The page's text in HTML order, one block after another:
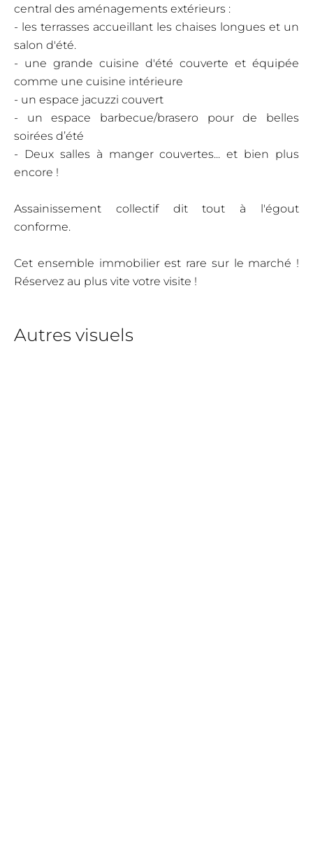
central des aménagements extérieurs :
- les terrasses accueillant les chaises longues et un
salon d'été.
- une grande cuisine d'été couverte et équipée
comme une cuisine intérieure
- un espace jacuzzi couvert
- un espace barbecue/brasero pour de belles
soirées d’été
- Deux salles à manger couvertes... et bien plus
encore !
Assainissement collectif dit tout à l'égout
conforme.
Cet ensemble immobilier est rare sur le marché !
Réservez au plus vite votre visite !
Autres visuels